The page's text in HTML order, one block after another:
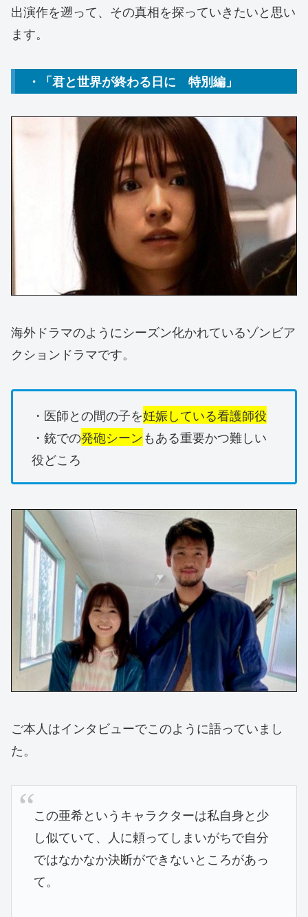
出演作を遡って、その真相を探っていきたいと思い
ます。
・「君と世界が終わる日に 特別編」
海外ドラマのようにシーズン化かれているゾンビア
クションドラマです。
・医師との間の子を妊娠している看護師役
・銃での発砲シーンもある重要かつ難しい
役どころ
ご本人はインタビューでこのように語っていまし
た。
この亜希というキャラクターは私自身と少
し似ていて、人に頼ってしまいがちで自分
ではなかなか決断ができないところがあっ
て。